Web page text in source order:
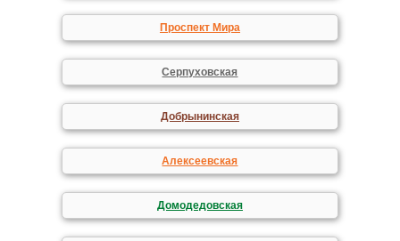
Проспект Мира
Серпуховская
Добрынинская
Алексеевская
Домодедовская